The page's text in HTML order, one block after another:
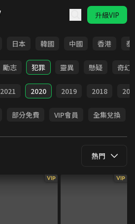
升級VIP
日本 韓國 中國 香港 泰
勵志 犯罪 靈異 懸疑 奇幻
2021 2020 2019 2018
部分免費 VIP會員 全集兌換
熱門
VIP VIP